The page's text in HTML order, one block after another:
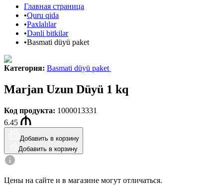
Главная страница
•Quru qida
•Paxlalılar
•Dənli bitkilər
•Basmati düyü paket
Категория: Basmati düyü paket
Marjan Uzun Düyü 1 kq
Код продукта: 1000013331
6.45
Добавить в корзину
Добавить в корзину
Цены на сайте и в магазине могут отличаться.